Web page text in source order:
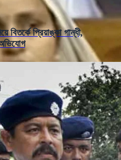
বিতর্কে প্রিয়াঙ্কা গান্ধী,